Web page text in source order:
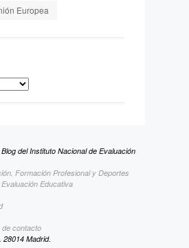
Europea
del Instituto Nacional de Evaluación
Formación Profesional y Deportes
Educativa
de contacto
28014 Madrid.